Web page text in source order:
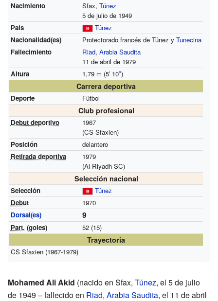
Nacimiento
Sfax, Túnez
5 de julio de 1949
País
Túnez
Nacionalidad(es)
Protectorado francés de Túnez y Tunecina
Fallecimiento
Riad, Arabia Saudita
11 de abril de 1979
Altura
1,79 m (5′10″)
Carrera deportiva
Deporte Fútbol
Club profesional
Debut deportivo
1967
(CS Sfaxien)
Posición
delantero
Retirada deportiva
1979
(Al-Riyadh SC)
Selección nacional
Selección
Túnez
Debut
1970
Dorsal(es)
9
Part. (goles) 52 (15)
Trayectoria
CS Sfaxien (1967-1979)
Mohamed Ali Akid (nacido en Sfax, Túnez, el 5 de julio
de 1949 – fallecido en Riad, Arabia Saudita, el 11 de abril